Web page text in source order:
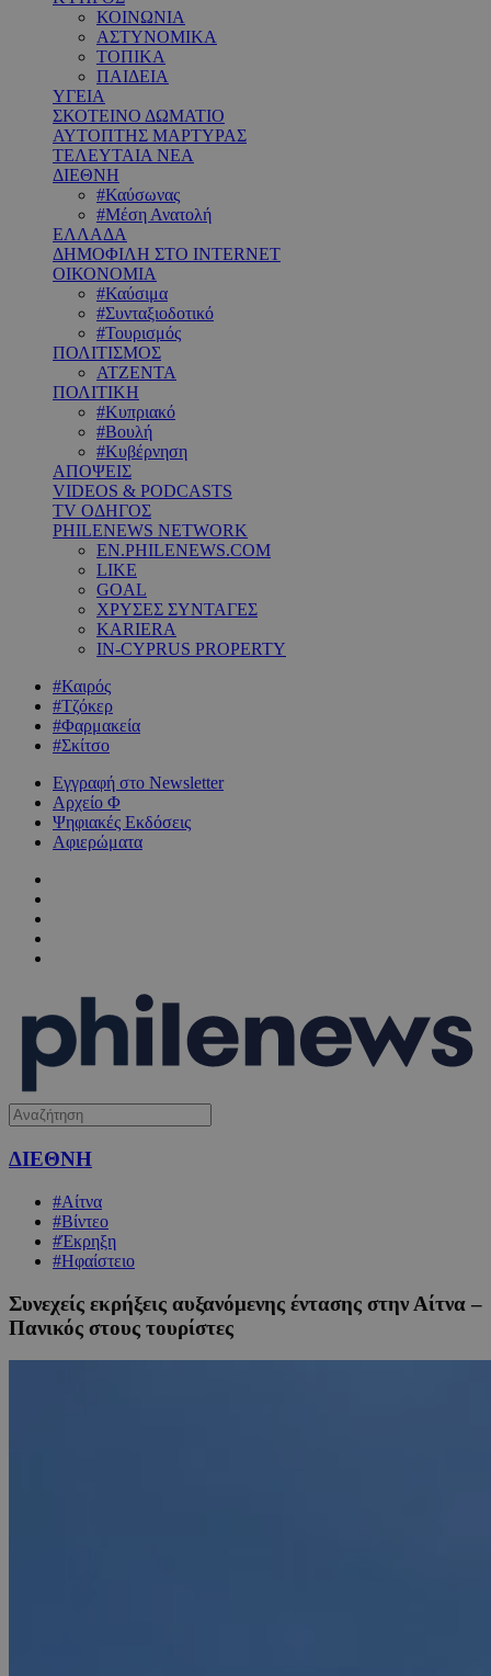
ΚΟΙΝΩΝΙΑ
ΑΣΤΥΝΟΜΙΚΑ
ΤΟΠΙΚΑ
ΠΑΙΔΕΙΑ
ΥΓΕΙΑ
ΣΚΟΤΕΙΝΟ ΔΩΜΑΤΙΟ
ΑΥΤΟΠΤΗΣ ΜΑΡΤΥΡΑΣ
ΤΕΛΕΥΤΑΙΑ ΝΕΑ
ΔΙΕΘΝΗ
#Καύσωνας
#Μέση Ανατολή
ΕΛΛΑΔΑ
ΔΗΜΟΦΙΛΗ ΣΤΟ INTERNET
ΟΙΚΟΝΟΜΙΑ
#Καύσιμα
#Συνταξιοδοτικό
#Τουρισμός
ΠΟΛΙΤΙΣΜΟΣ
ΑΤΖΕΝΤΑ
ΠΟΛΙΤΙΚΗ
#Κυπριακό
#Βουλή
#Κυβέρνηση
ΑΠΟΨΕΙΣ
VIDEOS & PODCASTS
TV ΟΔΗΓΟΣ
PHILENEWS NETWORK
EN.PHILENEWS.COM
LIKE
GOAL
ΧΡΥΣΕΣ ΣΥΝΤΑΓΕΣ
KARIERA
IN-CYPRUS PROPERTY
#Καιρός
#Τζόκερ
#Φαρμακεία
#Σκίτσο
Εγγραφή στο Newsletter
Αρχείο Φ
Ψηφιακές Εκδόσεις
Αφιερώματα
ΔΙΕΘΝΗ
#Αίτνα
#Βίντεο
#Έκρηξη
#Ηφαίστειο
Συνεχείς εκρήξεις αυξανόμενης έντασης στην Αίτνα –
Πανικός στους τουρίστες